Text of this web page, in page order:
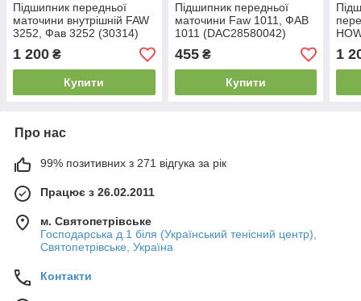
Підшипник передньої
маточини внутрішній FAW
3252, Фав 3252 (30314)
1 200 ₴
Купити
Підшипник передньої
маточини Faw 1011, ФАВ
1011 (DAC28580042)
455₴
Купити
1
Про нас
99% позитивних з 271 відгука за рік
Працює з 26.02.2011
м. Святопетрівське
Господарська д.1 біля (Український тенісний центр),
Святопетрівське, Україна
Контакти